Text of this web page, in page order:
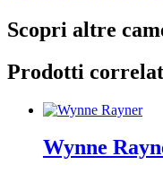
Scopri altre
Prodotti
Wynne